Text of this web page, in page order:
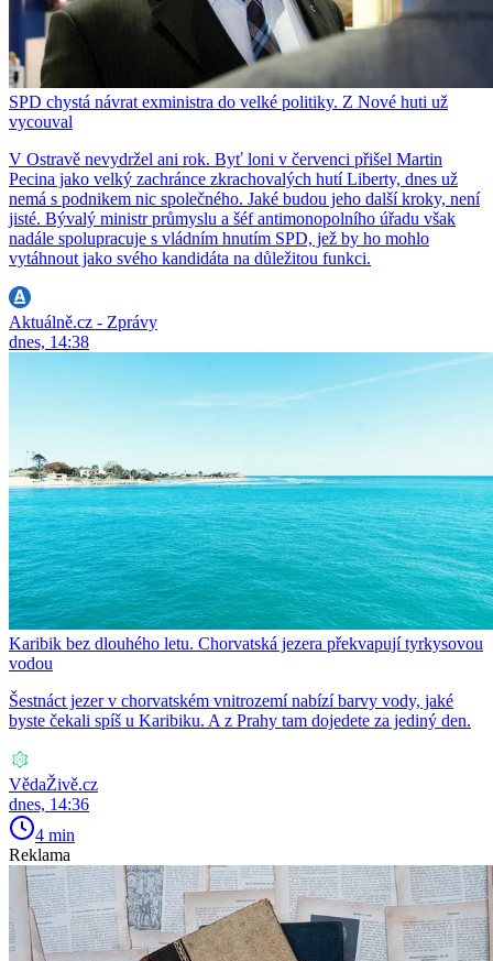
SPD chystá návrat exministra do velké politiky. Z Nové huti už
vycouval
V Ostravě nevydržel ani rok. Byť loni v červenci přišel Martin
Pecina jako velký zachránce zkrachovalých hutí Liberty, dnes už
nemá s podnikem nic společného. Jaké budou jeho další kroky, není
jisté. Bývalý ministr průmyslu a šéf antimonopolního úřadu však
nadále spolupracuje s vládním hnutím SPD, jež by ho mohlo
vytáhnout jako svého kandidáta na důležitou funkci.
Aktuálně.cz - Zprávy
dnes, 14:38
Karibik bez dlouhého letu. Chorvatská jezera překvapují tyrkysovou
vodou
Šestnáct jezer v chorvatském vnitrozemí nabízí barvy vody, jaké
byste čekali spíš u Karibiku. A z Prahy tam dojedete za jediný den.
VědaŽivě.cz
dnes, 14:36
4 min
Reklama